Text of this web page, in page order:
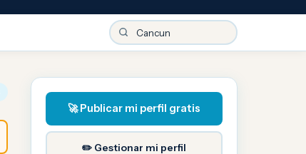
🚀 Publicar mi perfil gratis
✏️ Gestionar mi perfil